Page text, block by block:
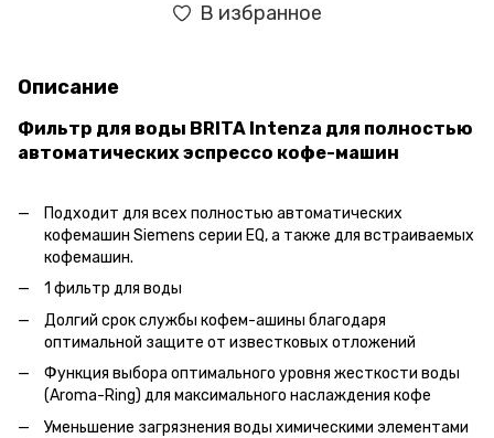
В избранное
Описание
Фильтр для воды BRITA Intenza для полностью
автоматических эспрессо кофе-машин
Подходит для всех полностью автоматических
кофемашин Siemens серии EQ, а также для встраиваемых
кофемашин.
1 фильтр для воды
Долгий срок службы кофем-ашины благодаря
оптимальной защите от известковых отложений
Функция выбора оптимального уровня жесткости воды
(Aroma-Ring) для максимального наслаждения кофе
Уменьшение загрязнения воды химическими элементами